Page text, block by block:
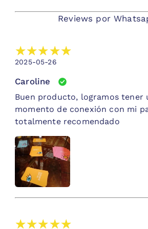
comunicación, fortalecer
encuentras en
Reviews por
2025-05-26
Caroline
Buen producto, logramos tener
momento de conexión con mi
totalmente recomendado